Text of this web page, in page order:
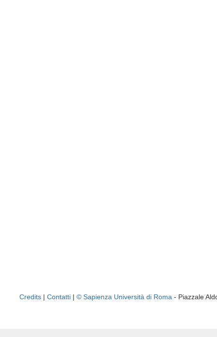
Credits | Contatti | © Sapienza Università di Roma - Piazzale